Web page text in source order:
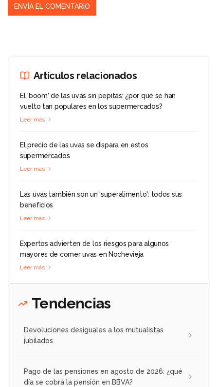
Artículos relacionados
El 'boom' de las uvas sin pepitas: ¿por qué se han
vuelto tan populares en los supermercados?
Leer más
El precio de las uvas se dispara en estos
supermercados
Leer más
Las uvas también son un 'superalimento': todos sus
beneficios
Leer más
Expertos advierten de los riesgos para algunos
mayores de comer uvas en Nochevieja
Leer más
Tendencias
Devoluciones desiguales a los mutualistas
jubilados
Pago de las pensiones en agosto de 2026: ¿qué
día se cobra la pensión en BBVA?